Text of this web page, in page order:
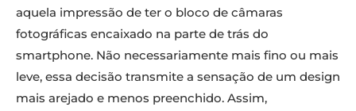
aquela impressão de ter o bloco de câmaras
fotográficas encaixado na parte de trás do
smartphone. Não necessariamente mais fino ou mais
leve, essa decisão transmite a sensação de um design
mais arejado e menos preenchido. Assim,